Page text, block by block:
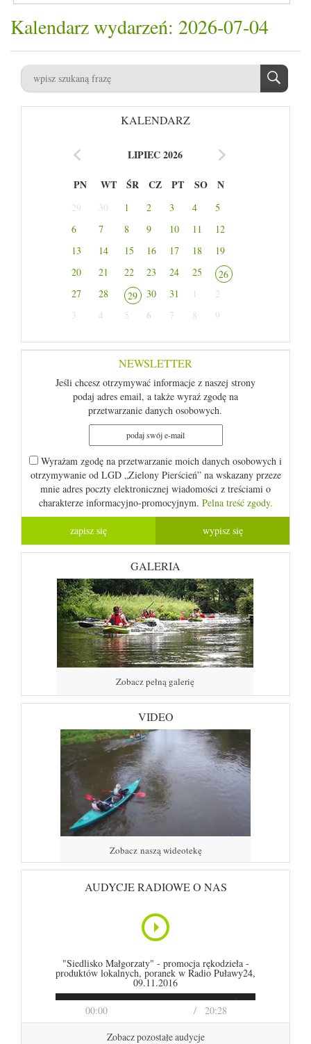
Kalendarz wydarzeń: 2026-07-04
KALENDARZ
LIPIEC 2026
PN WT ŚR CZ PT SO N
29 30 1 2 3 4
5
6
7 8 9 10 11
12
13
14 15 16 17 18
19
20
21 22 23 24 25
26
27
28 29 30 31 1
2
3
4 5 6 7 8 9
NEWSLETTER
Jeśli chcesz otrzymywać informacje z naszej strony
podaj adres email, a także wyraź zgodę na
przetwarzanie danych osobowych.
Wyrażam zgodę na przetwarzanie moich danych osobowych i
otrzymywanie od LGD „Zielony Pierścień” na wskazany przeze
mnie adres poczty elektronicznej wiadomości z treściami o
charakterze informacyjno-promocyjnym. Pelna treść zgody.
GALERIA
Zobacz pełną galerię
VIDEO
Zobacz naszą wideotekę
AUDYCJE RADIOWE O NAS
00:00 20:28
"Siedlisko Małgorzaty" - promocja rękodzieła -
produktów lokalnych, poranek w Radio Puławy24,
09.11.2016
Zobacz pozostałe audycje